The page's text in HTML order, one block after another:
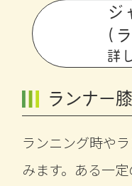
ジ
（
詳
ランナー膝
ランニング時や
みます。ある一